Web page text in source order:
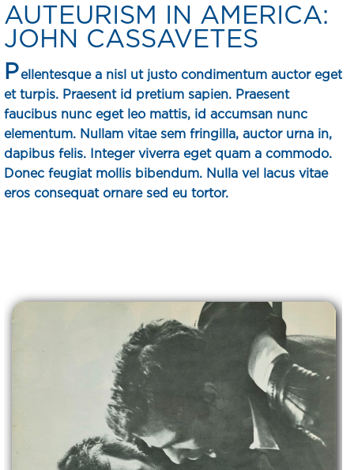
AUTEURISM IN AMERICA:
JOHN CASSAVETES
Pellentesque a nisl ut justo condimentum auctor eget
et turpis. Praesent id pretium sapien. Praesent
faucibus nunc eget leo mattis, id accumsan nunc
elementum. Nullam vitae sem fringilla, auctor urna in,
dapibus felis. Integer viverra eget quam a commodo.
Donec feugiat mollis bibendum. Nulla vel lacus vitae
eros consequat ornare sed eu tortor.